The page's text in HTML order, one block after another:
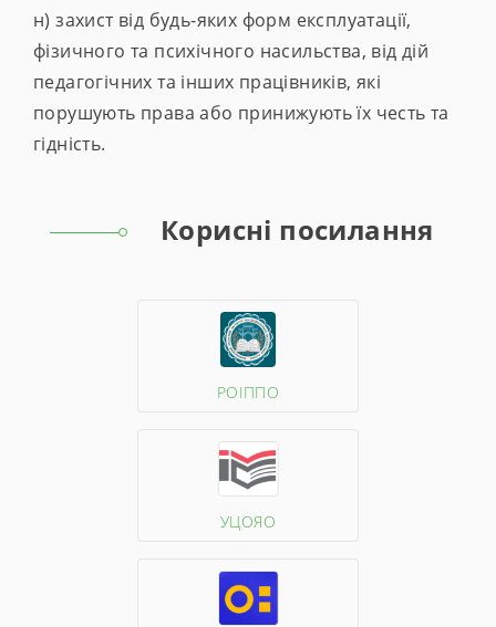
н) захист від будь-яких форм експлуатації,
фізичного та психічного насильства, від дій
педагогічних та інших працівників, які
порушують права або принижують їх честь та
гідність.
Корисні посилання
РОІППО
УЦОЯО